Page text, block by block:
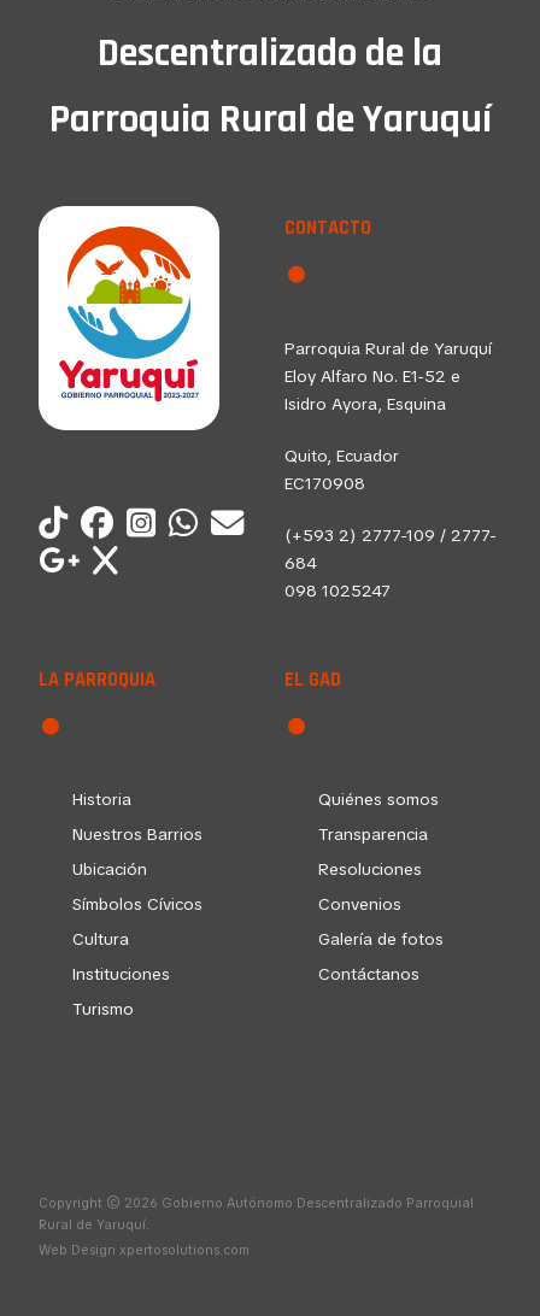
Descentralizado de la
Parroquia Rural de Yaruquí
CONTACTO
Parroquia Rural de Yaruquí
Eloy Alfaro No. E1-52 e
Isidro Ayora, Esquina
Quito, Ecuador
EC170908
(+593 2) 2777-109 / 2777-
684
098 1025247
LA PARROQUIA
Historia
Nuestros Barrios
Ubicación
Símbolos Cívicos
Cultura
Instituciones
Turismo
EL GAD
Quiénes somos
Transparencia
Resoluciones
Convenios
Galería de fotos
Contáctanos
Copyright © 2026 Gobierno Autónomo Descentralizado Parroquial
Rural de Yaruquí.
Web Design xpertosolutions.com